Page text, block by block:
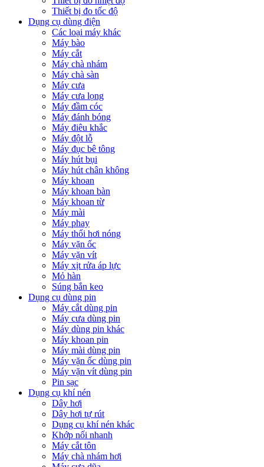
Thiết bị đo tốc độ
Dụng cụ dùng điện
Các loại máy khác
Máy bào
Máy cắt
Máy chà nhám
Máy chà sàn
Máy cưa
Máy cưa lọng
Máy đầm cóc
Máy đánh bóng
Máy điêu khắc
Máy đột lỗ
Máy đục bê tông
Máy hút bụi
Máy hút chân không
Máy khoan
Máy khoan bàn
Máy khoan từ
Máy mài
Máy phay
Máy thổi hơi nóng
Máy vặn ốc
Máy vặn vít
Máy xịt rửa áp lực
Mỏ hàn
Súng bắn keo
Dụng cụ dùng pin
Máy cắt dùng pin
Máy cưa dùng pin
Máy dùng pin khác
Máy khoan pin
Máy mài dùng pin
Máy vặn ốc dùng pin
Máy vặn vít dùng pin
Pin sạc
Dụng cụ khí nén
Dây hơi
Dây hơi tự rút
Dụng cụ khí nén khác
Khớp nối nhanh
Máy cắt tôn
Máy chà nhám hơi